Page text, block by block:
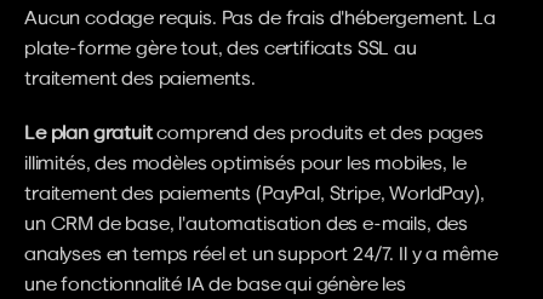
Aucun codage requis. Pas de frais d'hébergement. La
plate-forme gère tout, des certificats SSL au
traitement des paiements.
Le plan gratuit comprend des produits et des pages
illimités, des modèles optimisés pour les mobiles, le
traitement des paiements (PayPal, Stripe, WorldPay),
un CRM de base, l'automatisation des e-mails, des
analyses en temps réel et un support 24/7. Il y a même
une fonctionnalité IA de base qui génère les